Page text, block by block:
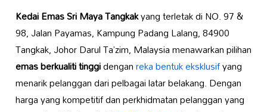
Kedai Emas Sri Maya Tangkakyang terletak di NO. 97 &
98, Jalan Payamas, Kampung Padang Lalang, 84900
Tangkak, Johor Darul Ta’zim, Malaysia menawarkan pilihan
emas berkualiti tinggidenganreka bentuk eksklusifyang
menarik pelanggan dari pelbagai latar belakang. Dengan
harga yang kompetitif dan perkhidmatan pelanggan yang